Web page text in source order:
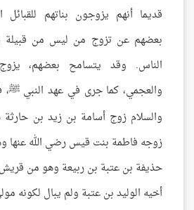
قديما أنهم يزوجون بناتهم للقبائل
بعضهم عن تزوج من ليس من قبيلة
الناس. وقد يتسامح بعضهم،
والعجمي، كما جرى في عهد النبي ﷺ،
والسلام زوج أسامة بن زيد بن حارثة
زوجه فاطمة بنت قيس رضي الله عنها
حذيفة بن عتبة بن ربيعة وهو من
أخيه الوليد بن عتبة ولم يبال لكونه